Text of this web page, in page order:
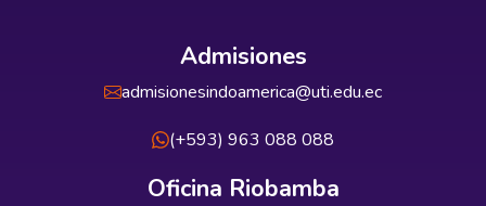
Admisiones
admisionesindoamerica@uti.edu.ec
(+593) 963 088 088
Oficina Riobamba